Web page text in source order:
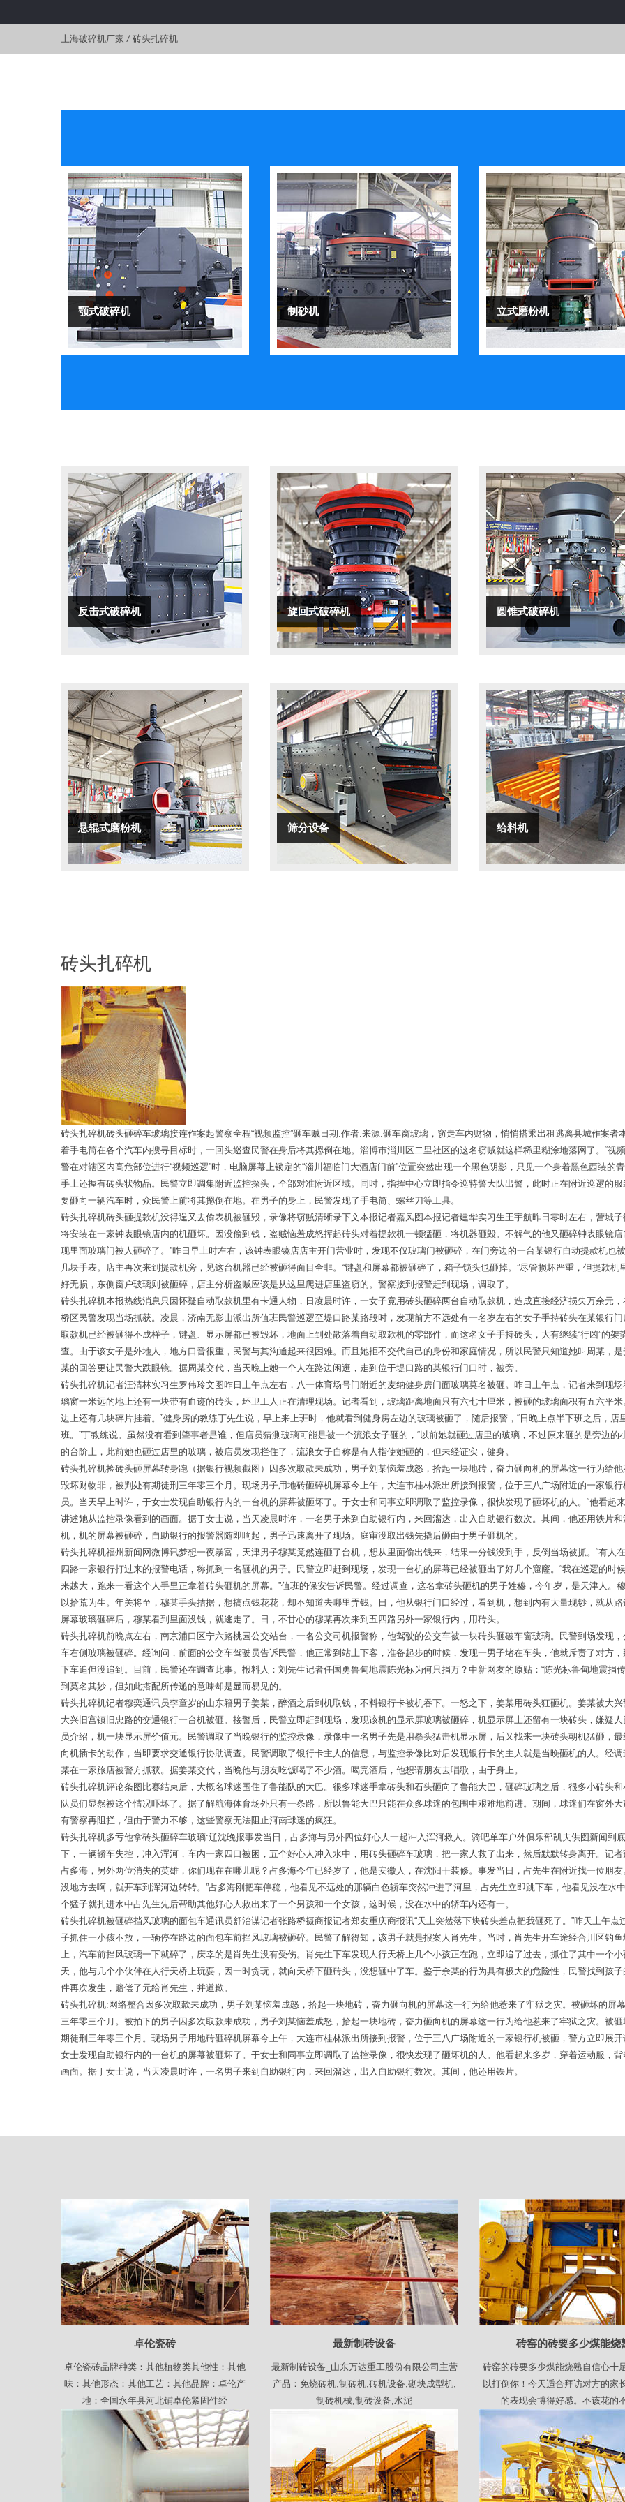
上海破碎机厂家 / 砖头扎碎机
颚式破碎机 制砂机 立式磨粉机
反击式破碎机 旋回式破碎机 圆锥式破碎机
悬辊式磨粉机 筛分设备 给料机
砖头扎碎机
砖头扎碎机砖头砸碎车玻璃接连作案起警察全程“视频监控”砸车贼日期:作者:来源:砸车窗玻璃，窃走车内财物，悄悄搭乘出租逃离县城作案
着手电筒在各个汽车内搜寻目标时，一回头巡查民警在身后将其摁倒在地。淄博市淄川区二里社区的这名窃贼就这样稀里糊涂地落网了。“视
警在对辖区内高危部位进行“视频巡逻”时，电脑屏幕上锁定的“淄川福临门大酒店门前”位置突然出现一个黑色阴影，只见一个身着黑色西装
手上还握有砖头状物品。民警立即调集附近监控探头，全部对准附近区域。同时，指挥中心立即指令巡特警大队出警，此时正在附近巡逻的
要砸向一辆汽车时，众民警上前将其摁倒在地。在男子的身上，民警发现了手电筒、螺丝刀等工具。
砖头扎碎机砖头砸提款机没得逞又去偷表机被砸毁，录像将窃贼清晰录下文本报记者嘉风图本报记者建华实习生王宇航昨日零时左右，营城
将安装在一家钟表眼镜店内的机砸坏。因没偷到钱，盗贼恼羞成怒挥起砖头对着提款机一顿猛砸，将机器砸毁。不解气的他又砸碎钟表眼镜
现里面玻璃门被人砸碎了。”昨日早上时左右，该钟表眼镜店店主开门营业时，发现不仅玻璃门被砸碎，在门旁边的一台某银行自动提款机
几块手表。店主再次来到提款机旁，见这台机器已经被砸得面目全非。“键盘和屏幕都被砸碎了，箱子锁头也砸掉。”尽管损坏严重，但提款
好无损，东侧窗户玻璃则被砸碎，店主分析盗贼应该是从这里爬进店里盗窃的。警察接到报警赶到现场，调取了。
砖头扎碎机本报热线消息只因怀疑自动取款机里有卡通人物，日凌晨时许，一女子竟用砖头砸碎两台自动取款机，造成直接经济损失万余元
桥区民警发现当场抓获。凌晨，济南无影山派出所值班民警巡逻至堤口路某路段时，发现前方不远处有一名岁左右的女子手持砖头在某银行
取款机已经被砸得不成样子，键盘、显示屏都已被毁坏，地面上到处散落着自动取款机的零部件，而这名女子手持砖头，大有继续“行凶”的
查。由于该女子是外地人，地方口音很重，民警与其沟通起来很困难。而且她拒不交代自己的身份和家庭情况，所以民警只知道她叫周某，
某的回答更让民警大跌眼镜。据周某交代，当天晚上她一个人在路边闲逛，走到位于堤口路的某银行门口时，被旁。
砖头扎碎机记者汪清林实习生罗伟玲文图昨日上午点左右，八一体育场号门附近的麦纳健身房门面玻璃莫名被砸。昨日上午点，记者来到现
璃窗一米远的地上还有一块带有血迹的砖头，环卫工人正在清理现场。记者看到，玻璃距离地面只有六七十厘米，被砸的玻璃面积有五六平
边上还有几块碎片挂着。”健身房的教练丁先生说，早上来上班时，他就看到健身房左边的玻璃被砸了，随后报警，“日晚上点半下班之后，
班。”丁教练说。虽然没有看到肇事者是谁，但店员猜测玻璃可能是被一个流浪女子砸的，“以前她就砸过店里的玻璃，不过原来砸的是旁边
的台阶上，此前她也砸过店里的玻璃，被店员发现拦住了，流浪女子自称是有人指使她砸的，但未经证实，健身。
砖头扎碎机捡砖头砸屏幕转身跑（据银行视频截图）因多次取款未成功，男子刘某恼羞成怒，拾起一块地砖，奋力砸向机的屏幕这一行为给
毁坏财物罪，被判处有期徒刑三年零三个月。现场男子用地砖砸碎机屏幕今上午，大连市桂林派出所接到报警，位于三八广场附近的一家银
员。当天早上时许，于女士发现自助银行内的一台机的屏幕被砸坏了。于女士和同事立即调取了监控录像，很快发现了砸坏机的人。“他看起
讲述她从监控录像看到的画面。据于女士说，当天凌晨时许，一名男子来到自助银行内，来回溜达，出入自助银行数次。其间，他还用铁片
机，机的屏幕被砸碎，自助银行的报警器随即响起，男子迅速离开了现场。庭审没取出钱先撬后砸由于男子砸机的。
砖头扎碎机福州新闻网微博讯梦想一夜暴富，天津男子穆某竟然连砸了台机，想从里面偷出钱来，结果一分钱没到手，反倒当场被抓。“有人
四路一家银行打过来的报警电话，称抓到一名砸机的男子。民警立即赶到现场，发现一台机的屏幕已经被砸出了好几个窟窿。“我在巡逻的
来越大，跑来一看这个人手里正拿着砖头砸机的屏幕。”值班的保安告诉民警。经过调查，这名拿砖头砸机的男子姓穆，今年岁，是天津人
以拾荒为生。年关将至，穆某手头拮据，想搞点钱花花，却不知道去哪里弄钱。日，他从银行门口经过，看到机，想到内有大量现钞，就从
屏幕玻璃砸碎后，穆某看到里面没钱，就逃走了。日，不甘心的穆某再次来到五四路另外一家银行内，用砖头。
砖头扎碎机前晚点左右，南京浦口区宁六路桃园公交站台，一名公交司机报警称，他驾驶的公交车被一块砖头砸破车窗玻璃。民警到场发现
车右侧玻璃被砸碎。经询问，前面的公交车驾驶员告诉民警，他正常到站上下客，准备起步的时候，发现一男子堵在车头，他就斥责了对方
下车追但没追到。目前，民警还在调查此事。报料人：刘先生记者任国勇鲁甸地震陈光标为何只捐万？中新网友的原贴：“陈光标鲁甸地震捐
到莫名其妙，但如此搭配所传递的意味却是显而易见的。
砖头扎碎机记者穆奕通讯员李童岁的山东籍男子姜某，醉酒之后到机取钱，不料银行卡被机吞下。一怒之下，姜某用砖头狂砸机。姜某被大
大兴旧宫镇旧忠路的交通银行一台机被砸。接警后，民警立即赶到现场，发现该机的显示屏玻璃被砸碎，机显示屏上还留有一块砖头，嫌疑
员介绍，机一块显示屏价值元。民警调取了当晚银行的监控录像，录像中一名男子先是用拳头猛击机显示屏，后又找来一块砖头朝机猛砸，
向机插卡的动作，当即要求交通银行协助调查。民警调取了银行卡主人的信息，与监控录像比对后发现银行卡的主人就是当晚砸机的人。经
某在一家旅店被警方抓获。据姜某交代，当晚他与朋友吃饭喝了不少酒。喝完酒后，他想请朋友去唱歌，由于身上。
砖头扎碎机评论条图比赛结束后，大概名球迷围住了鲁能队的大巴。很多球迷手拿砖头和石头砸向了鲁能大巴，砸碎玻璃之后，很多小砖头
队员们显然被这个情况吓坏了。据了解航海体育场外只有一条路，所以鲁能大巴只能在众多球迷的包围中艰难地前进。期间，球迷们在窗外
有警察再阻拦，但由于警力不够，这些警察无法阻止河南球迷的疯狂。
砖头扎碎机多亏他拿砖头砸碎车玻璃:辽沈晚报事发当日，占多海与另外四位好心人一起冲入浑河救人。骑吧单车户外俱乐部凯夫供图新闻到
下，一辆轿车失控，冲入浑河，车内一家四口被困，五个好心人冲入水中，用砖头砸碎车玻璃，把一家人救了出来，然后默默转身离开。记
占多海，另外两位消失的英雄，你们现在在哪儿呢？占多海今年已经岁了，他是安徽人，在沈阳干装修。事发当日，占先生在附近找一位朋
没地方去啊，就开车到浑河边转转。”占多海刚把车停稳，他看见不远处的那辆白色轿车突然冲进了河里，占先生立即跳下车，他看见没在
个猛子就扎进水中占先生先后帮助其他好心人救出来了一个男孩和一个女孩，这时候，没在水中的轿车内还有一。
砖头扎碎机被砸碎挡风玻璃的面包车通讯员舒治谋记者张路桥摄商报记者郑友重庆商报讯“天上突然落下块砖头差点把我砸死了。”昨天上午
子抓住一小孩不放，一辆停在路边的面包车前挡风玻璃被砸碎。民警了解得知，该男子就是报案人肖先生。当时，肖先生开车途经合川区钓
上，汽车前挡风玻璃一下就碎了，庆幸的是肖先生没有受伤。肖先生下车发现人行天桥上几个小孩正在跑，立即追了过去，抓住了其中一个
天，他与几个小伙伴在人行天桥上玩耍，因一时贪玩，就向天桥下砸砖头，没想砸中了车。鉴于余某的行为具有极大的危险性，民警找到孩
件再次发生，赔偿了元给肖先生，并道歉。
砖头扎碎机:网络整合因多次取款未成功，男子刘某恼羞成怒，拾起一块地砖，奋力砸向机的屏幕这一行为给他惹来了牢狱之灾。被砸坏的屏
三年零三个月。被拍下的男子因多次取款未成功，男子刘某恼羞成怒，拾起一块地砖，奋力砸向机的屏幕这一行为给他惹来了牢狱之灾。被
期徒刑三年零三个月。现场男子用地砖砸碎机屏幕今上午，大连市桂林派出所接到报警，位于三八广场附近的一家银行机被砸，警方立即展
女士发现自助银行内的一台机的屏幕被砸坏了。于女士和同事立即调取了监控录像，很快发现了砸坏机的人。他看起来多岁，穿着运动服，
画面。据于女士说，当天凌晨时许，一名男子来到自助银行内，来回溜达，出入自助银行数次。其间，他还用铁片。
卓伦瓷砖
卓伦瓷砖品牌种类：其他植物类其他性：其他
味：其他形态：其他工艺：其他品牌：卓伦产
地：全国永年县河北铺卓伦紧固件经
最新制砖设备
最新制砖设备_山东万达重工股份有限公司主营
产品：免烧砖机,制砖机,砖机设备,砌块成型机,
制砖机械,制砖设备,水泥
砖窑的砖要多少煤能烧
砖窑的砖要多少煤能烧熟自信心十
以打倒你！今天适合拜访对方的家
的表现会博得好感。不该花的